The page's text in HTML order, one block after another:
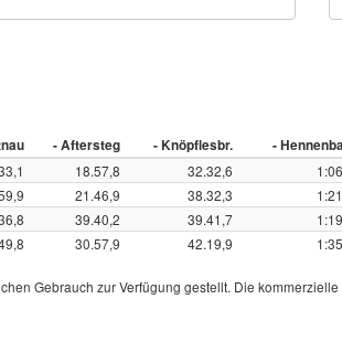
- Aftersteg - Knöpflesbr. -
18.57,8 32.32,6
21.46,9 38.32,3
39.40,2 39.41,7
30.57,9 42.19,9
Gebrauch zur Verfügung gestellt. Die